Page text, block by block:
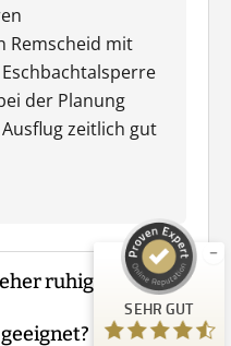
Remscheid mit
der Planung
zeitlich gut
ruhige
SEHR GUT
und Erfahrungen zu
Guiders Events
ProvenExpert.com
23
auf ProvenExpert.com